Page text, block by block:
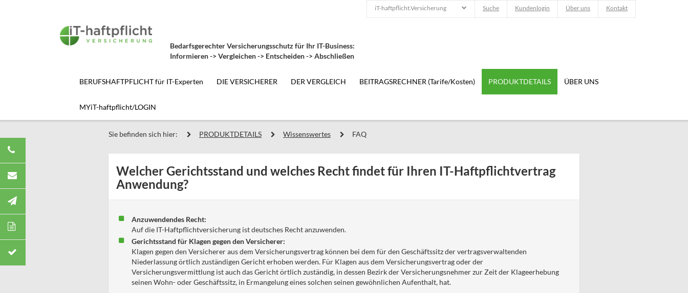
Bedarfsgerechter Versicherungsschutz für Ihr IT-Business:
Informieren -> Vergleichen -> Entscheiden -> Abschließen
iT-haftpflicht.Versicherung Suche Kundenlogin Über uns Kontakt
BERUFSHAFTPFLICHT für IT-Experten DIE VERSICHERER DER VERGLEICH BEITRAGSRECHNER (Tarife/Kosten) PRODUKTDETAILS ÜBER UNS
MYiT-haftpflicht/LOGIN
Sie befinden sich hier: PRODUKTDETAILS Wissenswertes FAQ
Welcher Gerichtsstand und welches Recht findet für Ihren IT-Haftpflichtvertrag
Anwendung?
Anzuwendendes Recht:
Auf die IT-Haftpflichtversicherung ist deutsches Recht anzuwenden.
Gerichtsstand für Klagen gegen den Versicherer:
Klagen gegen den Versicherer aus dem Versicherungsvertrag können bei dem für den Geschäftssitz der vertragsverwaltenden
Niederlassung örtlich zuständigen Gericht erhoben werden. Für Klagen aus dem Versicherungsvertrag oder der
Versicherungsvermittlung ist auch das Gericht örtlich zuständig, in dessen Bezirk der Versicherungsnehmer zur Zeit der Klageerhebung
seinen Wohn- oder Geschäftssitz, in Ermangelung eines solchen seinen gewöhnlichen Aufenthalt, hat.